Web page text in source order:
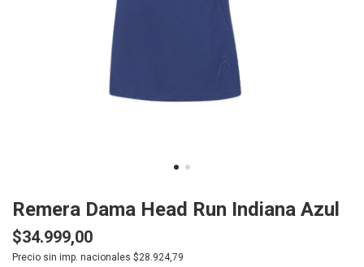
Remera Dama Head Run Indiana Azul
$34.999,00
Precio sin imp. nacionales $28.924,79